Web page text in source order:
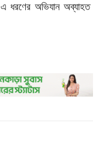
এ ধরণের অভিযান অব্যাহত